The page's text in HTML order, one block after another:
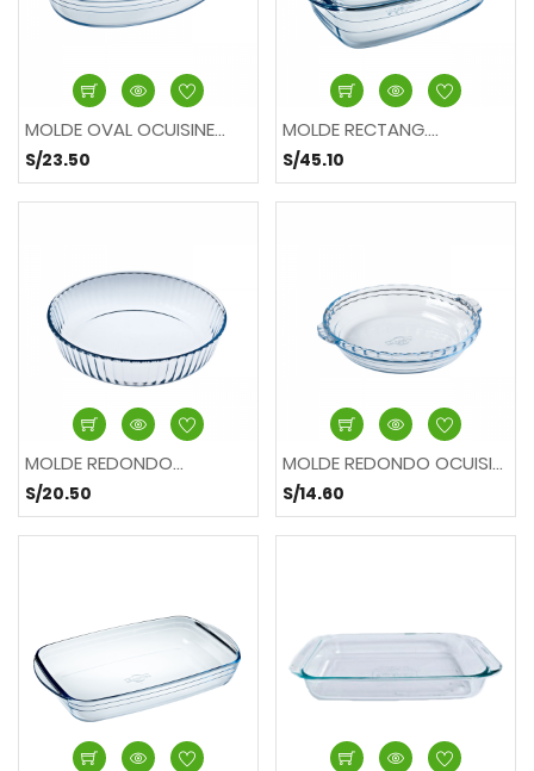
MOLDE OVAL OCUISINE...
S/23.50
MOLDE RECTANG....
S/45.10
MOLDE REDONDO...
S/20.50
MOLDE REDONDO OCUISINE...
S/14.60